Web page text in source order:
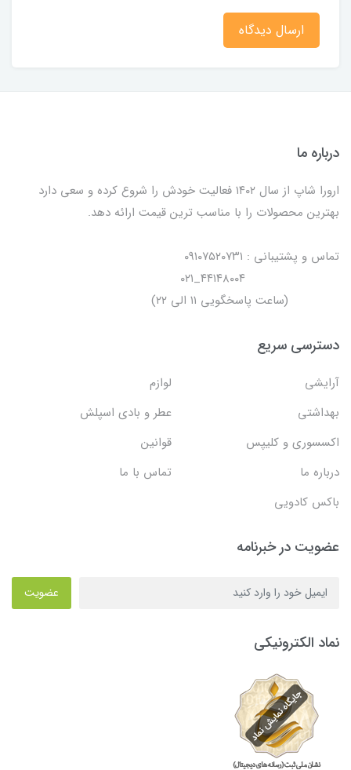
ارسال دیدگاه
درباره ما
ارورا شاپ از سال ۱۴۰۲ فعالیت خودش را شروع کرده و سعی دارد
بهترین محصولات را با مناسب ترین قیمت ارائه دهد.
تماس و پشتیبانی : ۰۹۱۰۷۵۲۰۷۳۱
(ساعت پاسخگویی ۱۱ الی ۲۲)
دسترسی سریع
آرایشی
لوازم
بهداشتی
عطر و بادی اسپلش
اکسسوری و کلیپس
قوانین
درباره ما
تماس با ما
باکس کادویی
عضویت در خبرنامه
عضویت
نماد الکترونیکی